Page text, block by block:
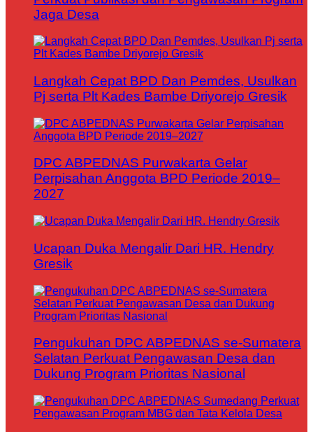
Jaga Desa
Langkah Cepat BPD Dan Pemdes, Usulkan
Pj serta Plt Kades Bambe Driyorejo Gresik
DPC ABPEDNAS Purwakarta Gelar
Perpisahan Anggota BPD Periode 2019–
2027
Ucapan Duka Mengalir Dari HR. Hendry
Gresik
Pengukuhan DPC ABPEDNAS se-Sumatera
Selatan Perkuat Pengawasan Desa dan
Dukung Program Prioritas Nasional